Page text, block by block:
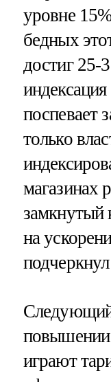
уровне
бедных
достиг 25-
поспевает
только
магазинах
замкнутый
на
подчеркнул
играют